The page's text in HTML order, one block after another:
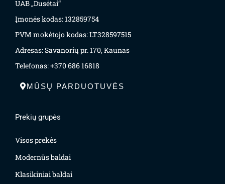
UAB „Dusėtai“
Įmonės kodas: 132859754
PVM mokėtojo kodas: LT328597515
Adresas: Savanorių pr. 170, Kaunas
Telefonas: +370 686 16818
MŪSŲ PARDUOTUVĖS
Prekių grupės
Visos prekės
Modernūs baldai
Klasikiniai baldai